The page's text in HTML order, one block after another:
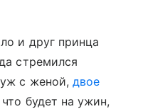
и друг принца
стремился
с женой, двое
будет на ужин,